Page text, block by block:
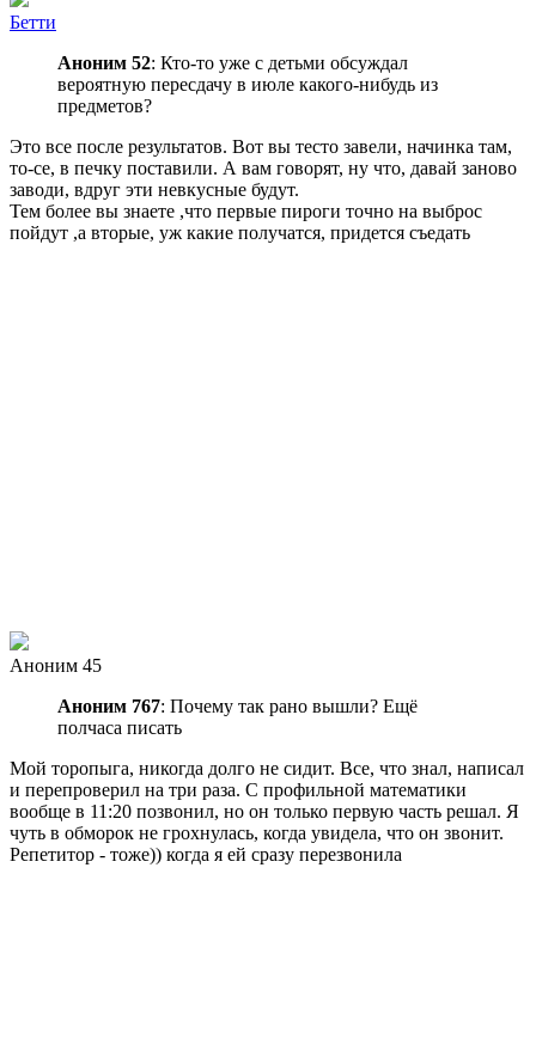
Бeтти
Аноним 52: Кто-то уже с детьми обсуждал
вероятную пересдачу в июле какого-нибудь из
предметов?
Это все после результатов. Вот вы тесто завели, начинка там,
то-се, в печку поставили. А вам говорят, ну что, давай заново
заводи, вдруг эти невкусные будут.
Тем более вы знаете ,что первые пироги точно на выброс
пойдут ,а вторые, уж какие получатся, придется съедать
Аноним 45
Аноним 767: Почему так рано вышли? Ещё
полчаса писать
Мой торопыга, никогда долго не сидит. Все, что знал, написал
и перепроверил на три раза. С профильной математики
вообще в 11:20 позвонил, но он только первую часть решал. Я
чуть в обморок не грохнулась, когда увидела, что он звонит.
Репетитор - тоже)) когда я ей сразу перезвонила